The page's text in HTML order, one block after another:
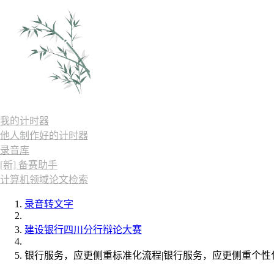
我的计时器
他人制作好的计时器
录音库
[新] 备赛助手
计算机领域论文检索
录音转文字
建设银行四川分行辩论大赛
银行服务，应更侧重标准化流程|银行服务，应更侧重个性